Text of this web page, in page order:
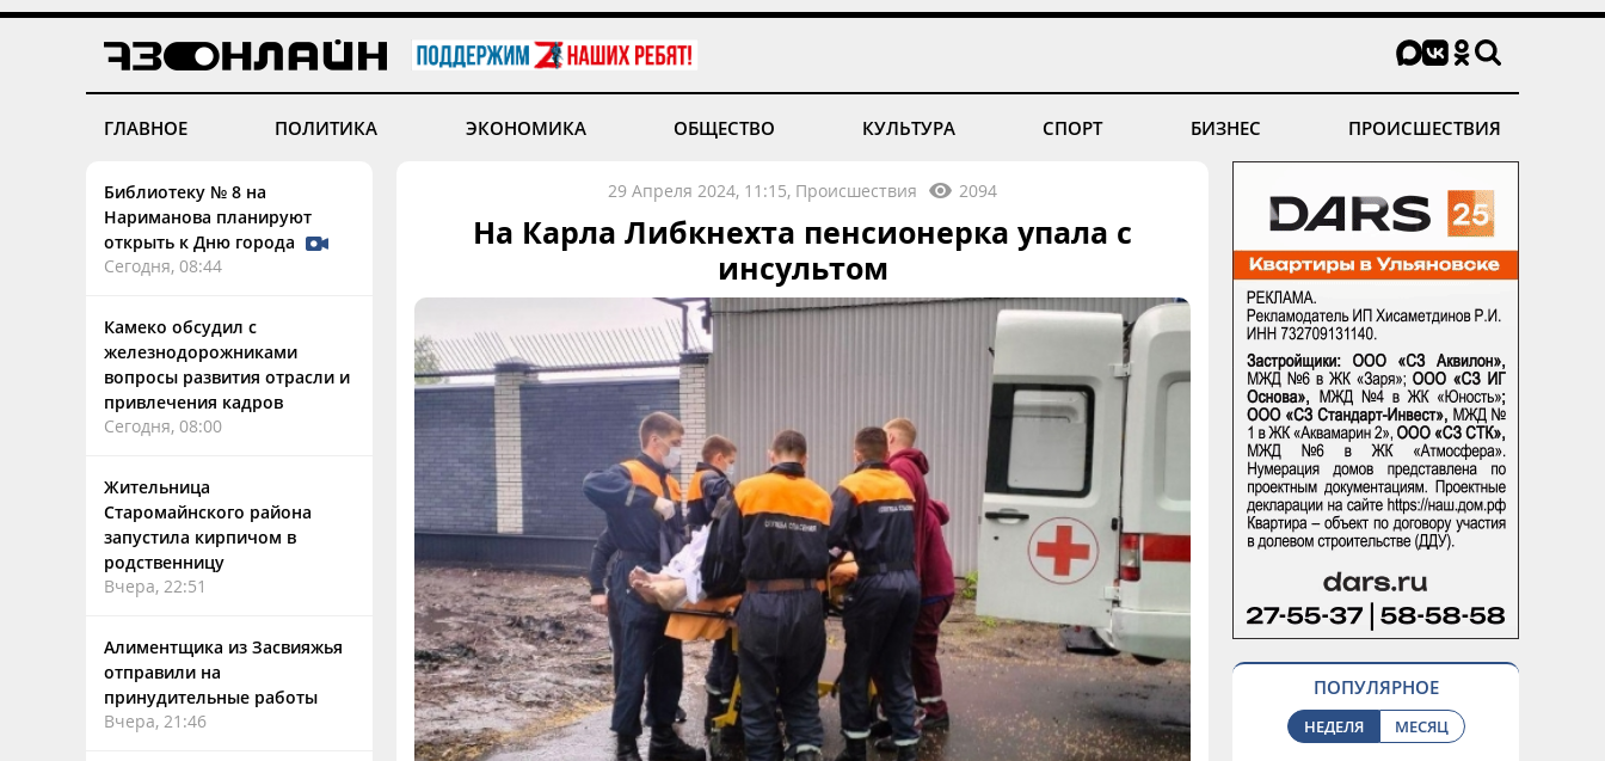
ГЛАВНОЕ ПОЛИТИКА ЭКОНОМИКА ОБЩЕСТВО КУЛЬТУРА СПОРТ БИЗНЕС ПРОИСШЕСТВИЯ
Библиотеку № 8 на
Нариманова планируют
открыть к Дню города
Сегодня, 08:44
Камеко обсудил с
железнодорожниками
вопросы развития отрасли и
привлечения кадров
Сегодня, 08:00
Жительница
Старомайнского района
запустила кирпичом в
родственницу
Вчера, 22:51
Алиментщика из Засвияжья
отправили на
принудительные работы
Вчера, 21:46
29 Апреля 2024, 11:15, Происшествия 2094
На Карла Либкнехта пенсионерка упала с
инсультом
ПОПУЛЯРНОЕ
НЕДЕЛЯ МЕСЯЦ